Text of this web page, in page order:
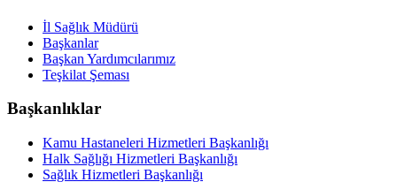
İl Sağlık Müdürü
Başkanlar
Başkan Yardımcılarımız
Teşkilat Şeması
Başkanlıklar
Kamu Hastaneleri Hizmetleri Başkanlığı
Halk Sağlığı Hizmetleri Başkanlığı
Sağlık Hizmetleri Başkanlığı